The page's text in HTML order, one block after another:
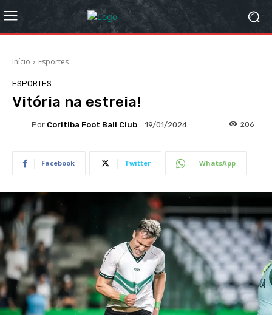
Início Esportes
ESPORTES
Vitória na estreia!
Por Coritiba Foot Ball Club 19/01/2024 206
Facebook Twitter WhatsApp